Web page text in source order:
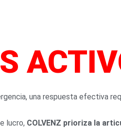
Hemos habilitado este centro
y canales oficiales de
en Venezuela?
una respuesta efectiva
lucro, COLVENZ prioriza la